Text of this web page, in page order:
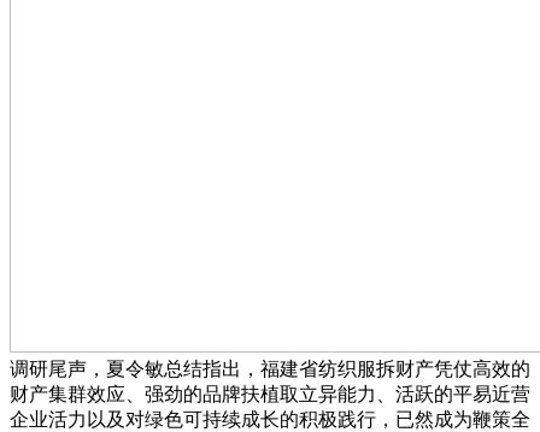
调研尾声，夏令敏总结指出，福建省纺织服拆财产凭仗高效的
财产集群效应、强劲的品牌扶植取立异能力、活跃的平易近营
企业活力以及对绿色可持续成长的积极践行，已然成为鞭策全